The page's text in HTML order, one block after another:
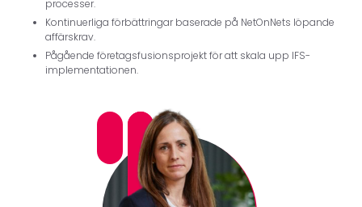
processer.
Kontinuerliga förbättringar baserade på NetOnNets löpande
affärskrav.
Pågående företagsfusionsprojekt för att skala upp IFS-
implementationen.